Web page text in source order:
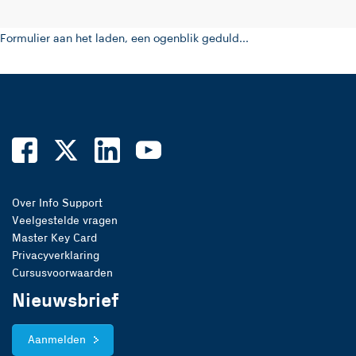
Formulier aan het laden, een ogenblik geduld...
Over Info Support
Veelgestelde vragen
Master Key Card
Privacyverklaring
Cursusvoorwaarden
Nieuwsbrief
Aanmelden